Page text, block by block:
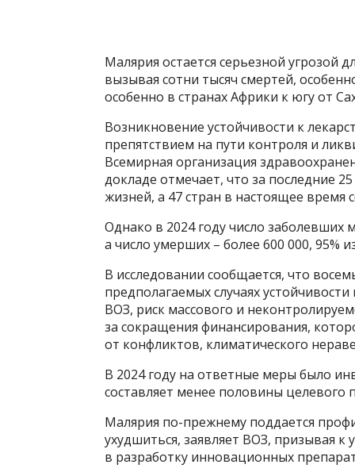
Малярия остается серьезной угрозой
вызывая сотни тысяч смертей,
особенно в странах Африки к югу от
Возникновение устойчивости к
препятствием на пути контроля и
Всемирная организация
докладе отмечает, что за последние
жизней, а 47 стран в настоящее
Однако в 2024 году число
а число умерших – более 600 000, 95%
В исследовании сообщается, что
предполагаемых случаях
ВОЗ, риск массового и
за сокращения финансирования,
от конфликтов, климатического
В 2024 году на ответные меры было
составляет менее половины целевого
Малярия по-прежнему поддается
ухудшиться, заявляет ВОЗ, призывая
в разработку инновационных